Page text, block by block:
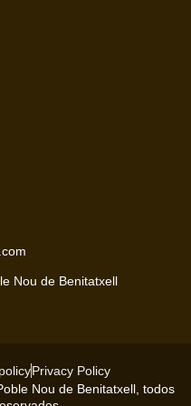
Nou de Benitatxell
Privacy Policy
Nou de Benitatxell, todos